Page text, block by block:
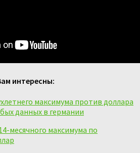
интересны:
максимума против доллара
данных в германии
месячного максимума по